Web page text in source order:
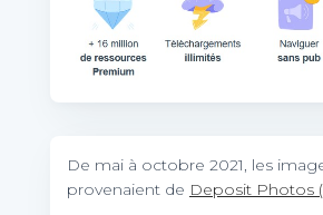
De mai à octobre 2021, les
provenaient de Deposit Photos